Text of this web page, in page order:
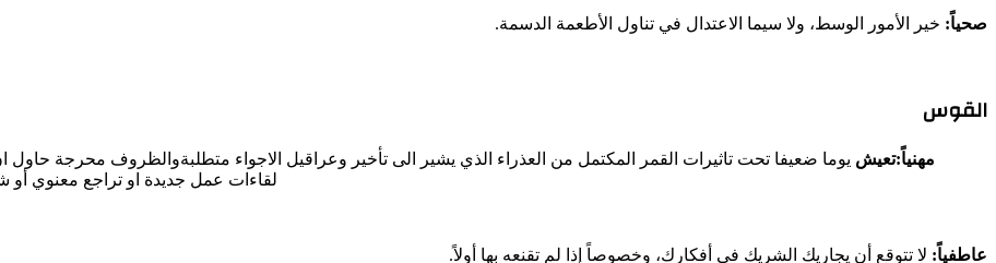
صحياً: خير الأمور الوسط، ولا سيما الاعتدال في تناول الأطعمة الدسمة.
القوس
مهنياً:تعيش يوما ضعيفا تحت تاثيرات القمر المكتمل من العذراء الذي يشير الى تأخير وعراقيل الاجواء متطلبةوالظروف محرجة حاول ان
لقاءات عمل جديدة او تراجع معنوي
عاطفياً: لا تتوقع أن يجاريك الشريك في أفكارك، وخصوصاً إذا لم تقنعه بها أولاً.